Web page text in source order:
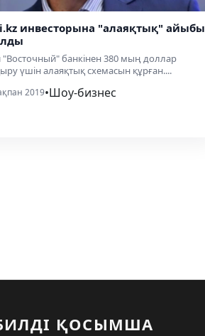
инвесторына "алаяқтық" айыбы
"Восточный" банкінен 380 мың доллар
үшін алаяқтық сxемасын құрған....
2019•Шоу-бизнес
ҚОСЫМША